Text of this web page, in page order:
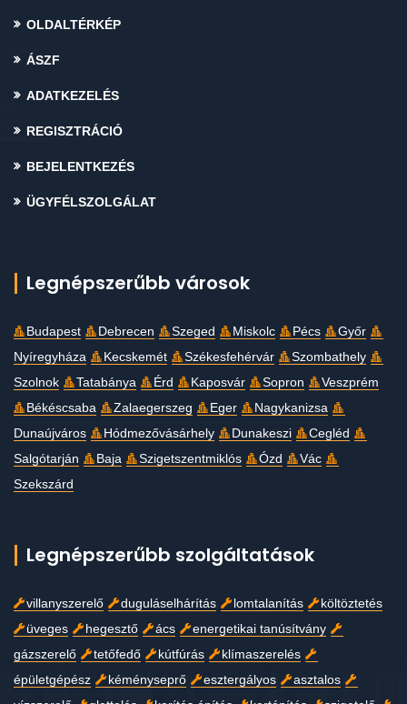
OLDALTÉRKÉP
ÁSZF
ADATKEZELÉS
REGISZTRÁCIÓ
BEJELENTKEZÉS
ÜGYFÉLSZOLGÁLAT
Legnépszerűbb városok
Budapest Debrecen Szeged Miskolc Pécs
Győr
Nyíregyháza
Kecskemét Székesfehérvár
Szombathely
Szolnok
Tatabánya Érd Kaposvár Sopron
Veszprém
Békéscsaba
Zalaegerszeg Eger
Nagykanizsa
Dunaújváros
Hódmezővásárhely Dunakeszi
Cegléd
Salgótarján
Baja Szigetszentmiklós Ózd
Vác
Szekszárd
Legnépszerűbb szolgáltatások
villanyszerelő duguláselhárítás lomtalanítás
költöztetés
üveges
hegesztő ács
energetikai tanúsítvány
gázszerelő
tetőfedő kútfúrás
klímaszerelés
épületgépész
kéményseprő esztergályos
asztalos